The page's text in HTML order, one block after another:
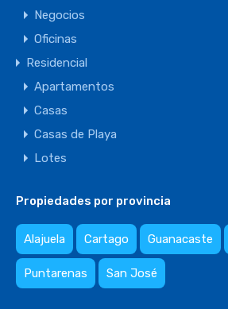
Negocios
Oficinas
Residencial
Apartamentos
Casas
Casas de Playa
Lotes
Propiedades por provincia
Alajuela Cartago Guanacaste
Puntarenas San José